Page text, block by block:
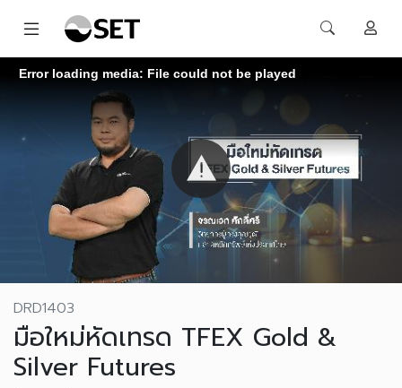
Error loading media: File could not be played
DRD1403
มือใหม่หัดเทรด TFEX Gold &
Silver Futures